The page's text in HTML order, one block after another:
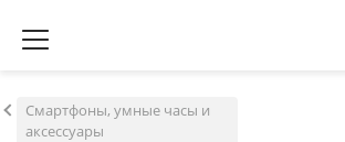
Смартфоны, умные часы и
аксессуары